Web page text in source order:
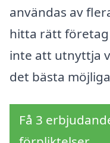
användas av
hitta rätt
inte att utnyttja
det bästa
Få 3